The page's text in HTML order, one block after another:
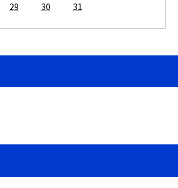
29 30 31